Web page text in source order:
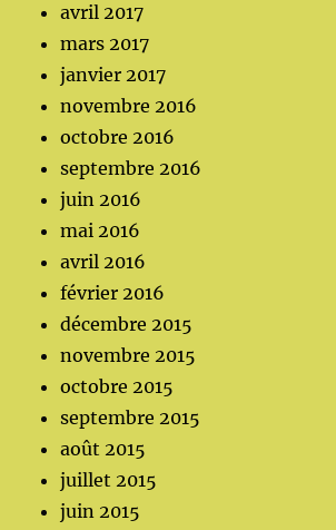
avril 2017
mars 2017
janvier 2017
novembre 2016
octobre 2016
septembre 2016
juin 2016
mai 2016
avril 2016
février 2016
décembre 2015
novembre 2015
octobre 2015
septembre 2015
août 2015
juillet 2015
juin 2015